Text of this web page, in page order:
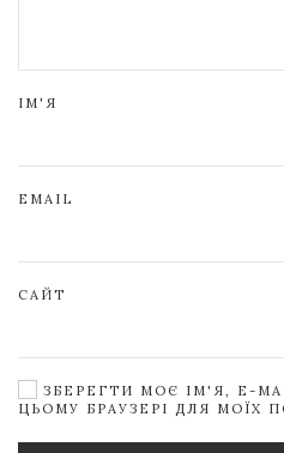
ІМ'Я
EMAIL
САЙТ
ЗБЕРЕГТИ МОЄ ІМ'Я, E-
ЦЬОМУ БРАУЗЕРІ ДЛЯ МОЇХ